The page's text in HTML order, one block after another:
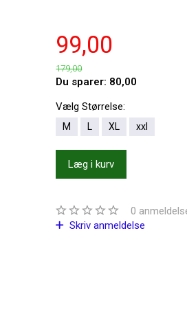
99,00
179,00
Du sparer: 80,00
Vælg Størrelse:
M L XL xxl
Læg i kurv
0
Skriv anmeldelse